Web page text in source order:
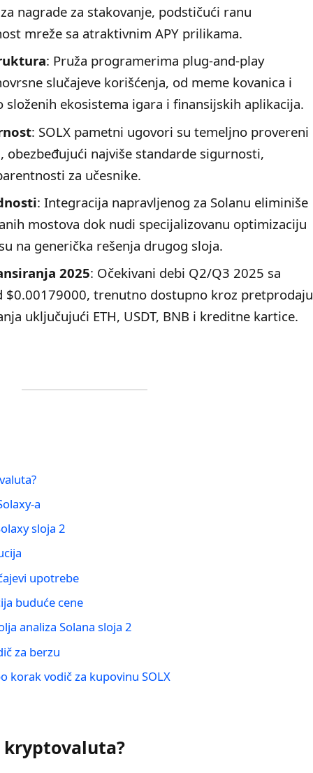
nagrade za stakovanje, podstičući ranu
mreže sa atraktivnim APY prilikama.
: Pruža programerima plug-and-play
slučajeve korišćenja, od meme kovanica i
ekosistema igara i finansijskih aplikacija.
: SOLX pametni ugovori su temeljno provereni
obezbeđujući najviše standarde sigurnosti,
za učesnike.
: Integracija napravljenog za Solanu eliminiše
mostova dok nudi specijalizovanu optimizaciju
na generička rešenja drugog sloja.
2025: Očekivani debi Q2/Q3 2025 sa
$0.00179000, trenutno dostupno kroz pretprodaju
uključujući ETH, USDT, BNB i kreditne kartice.
a
sloja 2
upotrebe
buduće cene
analiza Solana sloja 2
za berzu
korak vodič za kupovinu SOLX
kryptovaluta?